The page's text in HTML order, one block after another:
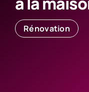
Rénovation